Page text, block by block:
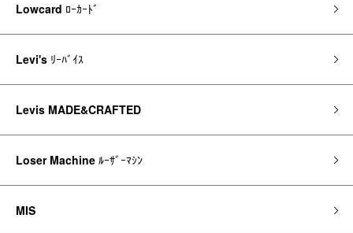
Lowcard ﾛｰｶｰﾄﾞ
Levi's ﾘｰﾊﾞｲｽ
Levis MADE&CRAFTED
Loser Machine ﾙｰｻﾞｰﾏｼﾝ
MIS